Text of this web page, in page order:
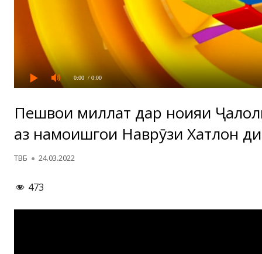
0:00 / 0:00
Пешвои миллат дар ноҳияи
аз намоишгоҳи Наврӯзи Хатлон
Автор
ТВБ Опубликовано
24.03.2022
473